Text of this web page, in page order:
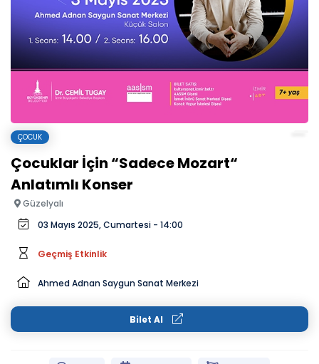
ÇOCUK
Çocuklar İçin “Sadece Mozart“
Anlatımlı Konser
Güzelyalı
03 Mayıs 2025, Cumartesi - 14:00
Geçmiş Etkinlik
Ahmed Adnan Saygun Sanat Merkezi
Bilet Al